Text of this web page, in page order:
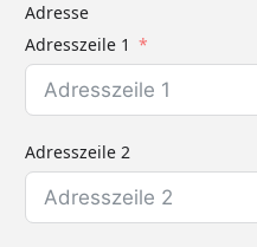
Adresse
Adresszeile 1
Adresszeile 2